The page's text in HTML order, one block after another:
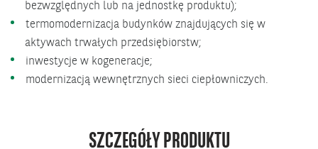
bezwzględnych lub na jednostkę produktu);
termomodernizacja budynków znajdujących się w
aktywach trwałych przedsiębiorstw;
inwestycje w kogeneracje;
modernizacją wewnętrznych sieci ciepłowniczych.
SZCZEGÓŁY PRODUKTU